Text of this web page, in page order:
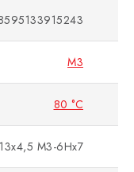
M3
80 °C
M3-6Hx7